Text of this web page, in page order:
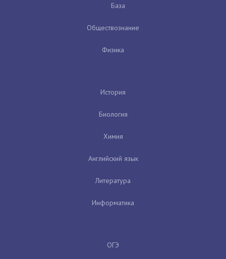
База
Обществознание
Физика
История
Биология
Химия
Английский язык
Литература
Информатика
ОГЭ